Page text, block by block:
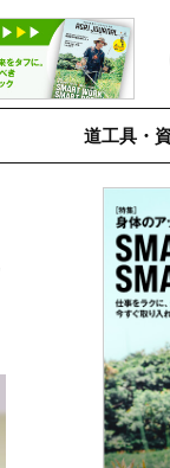
道工具・